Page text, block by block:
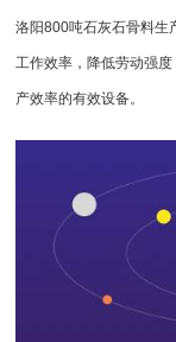
洛阳800吨石灰石骨料生
工作效率，降低劳动强
产效率的有效设备。